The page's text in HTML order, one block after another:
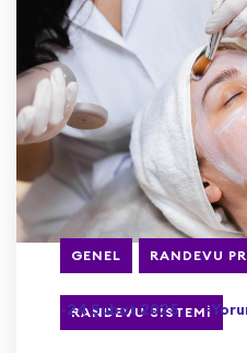
GENEL RANDEVU
RANDEVU SISTEMI
-24 Şubat 2025 -